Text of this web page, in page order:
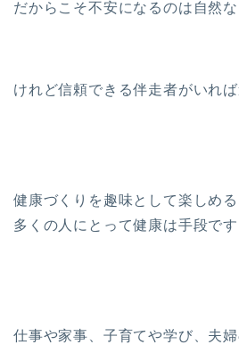
だからこそ不安になるのは自然な
けれど信頼できる伴走者がいれば
健康づくりを趣味として楽しめ
多くの人にとって健康は手段です
仕事や家事、子育てや学び、夫婦